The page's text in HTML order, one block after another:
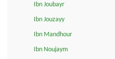
Ibn Joubayr
Ibn Jouzayy
Ibn Mandhour
Ibn Noujaym